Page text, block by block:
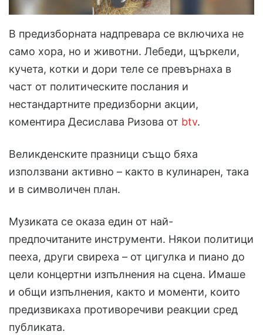
В предизборната надпревара се включиха не
само хора, но и животни. Лебеди, щъркели,
кучета, котки и дори теле се превърнаха в
част от политическите послания и
нестандартните предизборни акции,
коментира Десислава Ризова от btv.
Великденските празници също бяха
използвани активно – както в кулинарен, така
и в символичен план.
Музиката се оказа един от най-
предпочитаните инструменти. Някои политици
пееха, други свиреха – от цигулка и пиано до
цели концертни изпълнения на сцена. Имаше
и общи изпълнения, както и моменти, които
предизвикаха противоречиви реакции сред
публиката.